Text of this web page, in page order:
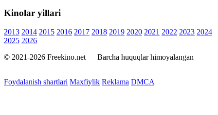
Kinolar yillari
2013 2014 2015 2016 2017 2018 2019 2020 2021 2022 2023 2024
2025 2026
© 2021-2026 Freekino.net — Barcha huquqlar himoyalangan
Foydalanish shartlari Maxfiylik Reklama DMCA